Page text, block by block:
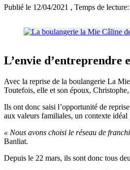
Publié le 12/04/2021 , Temps de
L’envie d’entreprendre
Avec la reprise de la boulangerie La
Toutefois, elle et son époux,
Ils ont donc saisi l’opportunité de
aux valeurs familiales, un contexte
« Nous avons choisi le réseau de
Banliat.
Depuis le 22 mars, ils sont donc tous